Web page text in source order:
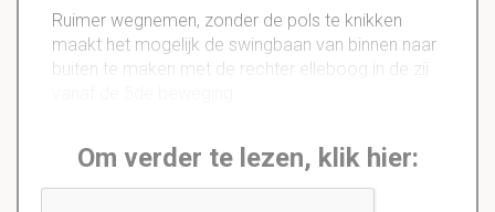
Ruimer wegnemen, zonder de pols te knikken
maakt het mogelijk de swingbaan van binnen naar
buiten te maken met de rechter elleboog in de zij
Om verder te lezen, klik hier: